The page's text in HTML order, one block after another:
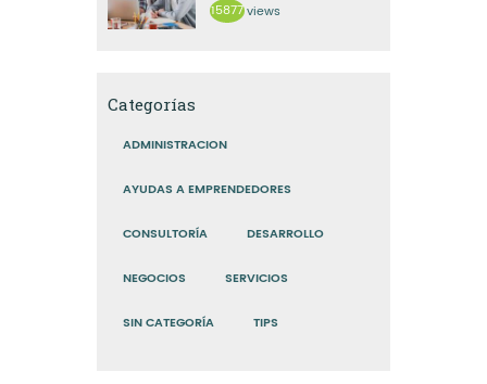
15877 views
Categorías
ADMINISTRACION
AYUDAS A EMPRENDEDORES
CONSULTORÍA DESARROLLO
NEGOCIOS SERVICIOS
SIN CATEGORÍA TIPS